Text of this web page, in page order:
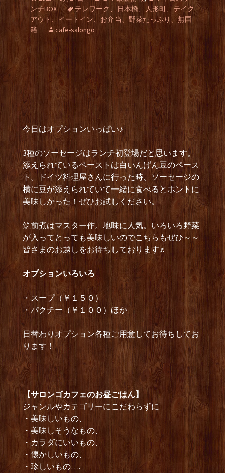
ンチBOX
テレワーク、日本橋、人形町、テイク
アウト、イートイン、お弁当、野菜たっぷり、無国
籍
cafe-salongo
今日はオプションいっぱい♪
3種のソーセージはランチ初登場だと思います。
添えられているペーストは白いんげん豆のペース
ト。ドイツ料理屋さんに行った時、ソーセージの
横に豆が添えられていて一緒に食べるとホントに
美味しかった！ぜひお試しください。
筑前煮はマスター作。地味に人気。いろいろ野菜
が入ってとっても美味しいのでこちらもぜひ～～
皆さまのお越しをお待ちしております♬
オプショ ンいろいろ
・スープ（￥１５０）
・パクチー（￥１００）ほか
日替わりオプション各種ご用意してお待ちしてお
ります！
【サロンゴカフェのお昼ごはん】
ジャンルやカテゴリーにこだわらずに
・美味しいもの、
・美味しそうなもの、
・カラダにいいもの、
・懐かしいもの、
・珍しいもの….